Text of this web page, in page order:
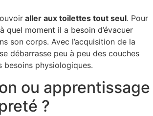
aller aux toilettes tout seul. Pour
quel moment il a besoin d’évacuer
son corps. Avec l’acquisition de la
débarrasse peu à peu des couches
besoins physiologiques.
ou apprentissage
?